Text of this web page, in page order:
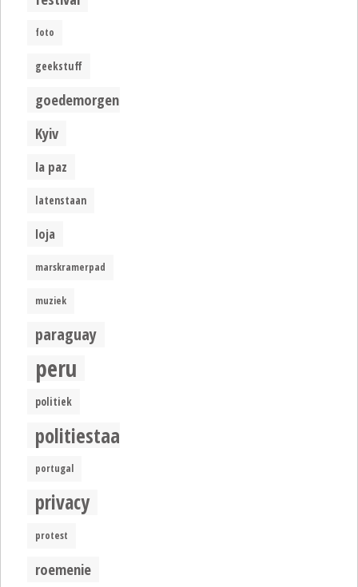
foto
geekstuff
goedemorgen
Kyiv
la paz
latenstaan
loja
marskramerpad
muziek
paraguay
peru
politiek
politiestaat
portugal
privacy
protest
roemenie